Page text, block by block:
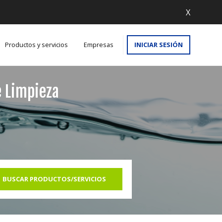
X
Productos y servicios Empresas INICIAR SESIÓN
BUSCAR PRODUCTOS/SERVICIOS